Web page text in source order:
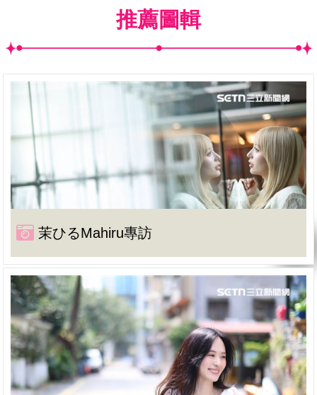
推薦圖輯
茉ひるMahiru專訪